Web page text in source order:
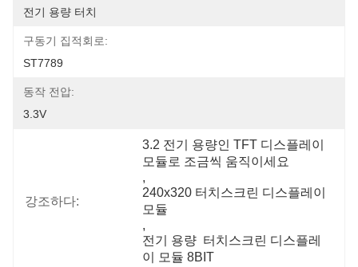
전기 용량 터치
구동기 집적회로:
ST7789
동작 전압:
3.3V
강조하다:
3.2 전기 용량인 TFT 디스플레이
모듈로 조금씩 움직이세요
,
240x320 터치스크린 디스플레이
모듈
,
전기 용량  터치스크린 디스플레
이 모듈 8BIT